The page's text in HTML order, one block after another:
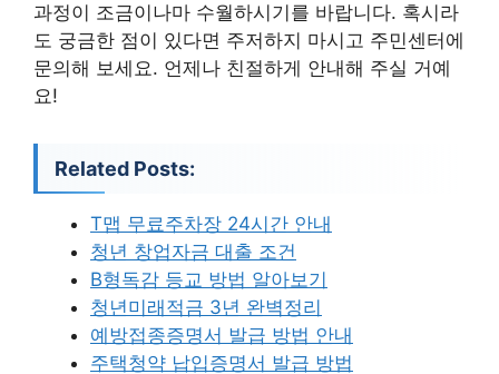
과정이 조금이나마 수월하시기를 바랍니다. 혹시라
도 궁금한 점이 있다면 주저하지 마시고 주민센터에
문의해 보세요. 언제나 친절하게 안내해 주실 거예
요!
Related Posts:
T맵 무료주차장 24시간 안내
청년 창업자금 대출 조건
B형독감 등교 방법 알아보기
청년미래적금 3년 완벽정리
예방접종증명서 발급 방법 안내
주택청약 납입증명서 발급 방법